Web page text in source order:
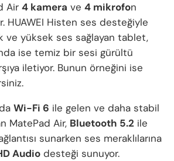
Air 4 kamera ve 4 mikrofon
HUAWEI Histen ses desteğiyle
ve yüksek ses sağlayan tablet,
ise temiz bir sesi gürültü
iletiyor. Bunun örneğini ise
Wi-Fi 6 ile gelen ve daha stabil
MatePad Air, Bluetooth 5.2 ile
sunarken ses meraklılarına
Audio desteği sunuyor.